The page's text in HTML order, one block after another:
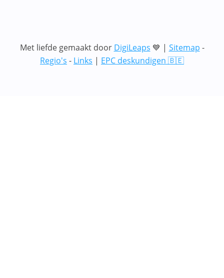
Met liefde gemaakt door DigiLeaps 💙 | Sitemap -
Regio's - Links | EPC deskundigen 🇧🇪